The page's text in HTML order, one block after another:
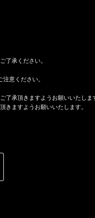
了承ください。
意ください。
了承頂きますようお願いいたしま
きますようお願いいたします。